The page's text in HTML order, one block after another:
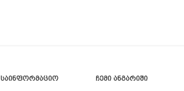
საინფორმაციო ჩემი ანგარიში